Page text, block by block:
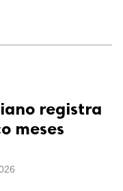
registra
meses